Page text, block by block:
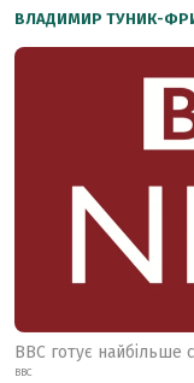
ВЛАДИМИР ТУНИК-
BBC готує найбільше
BBC